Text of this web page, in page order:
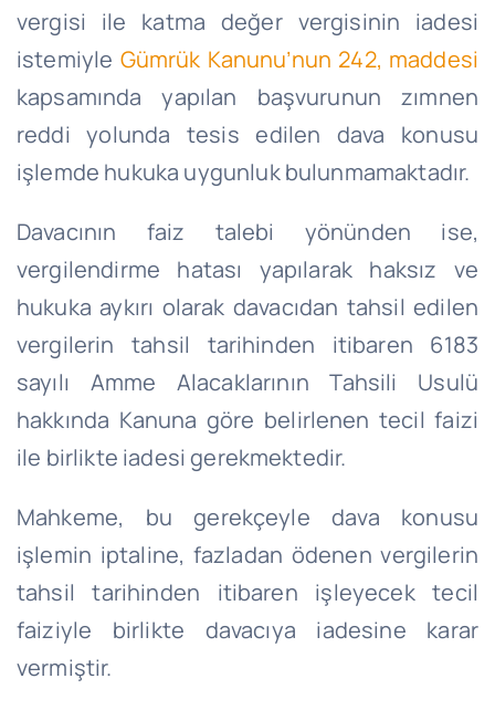
vergisi ile katma değer vergisinin iadesi
istemiyle Gümrük Kanunu’nun 242, maddesi
kapsamında yapılan başvurunun zımnen
reddi yolunda tesis edilen dava konusu
işlemde hukuka uygunluk bulunmamaktadır.
Davacının faiz talebi yönünden ise,
vergilendirme hatası yapılarak haksız ve
hukuka aykırı olarak davacıdan tahsil edilen
vergilerin tahsil tarihinden itibaren 6183
sayılı Amme Alacaklarının Tahsili Usulü
hakkında Kanuna göre belirlenen tecil faizi
ile birlikte iadesi gerekmektedir.
Mahkeme, bu gerekçeyle dava konusu
işlemin iptaline, fazladan ödenen vergilerin
tahsil tarihinden itibaren işleyecek tecil
faiziyle birlikte davacıya iadesine karar
vermiştir.